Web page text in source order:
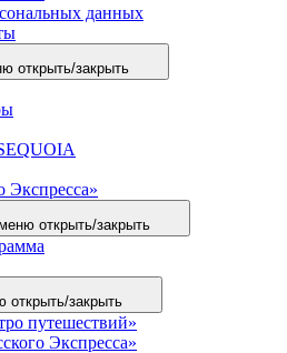
данных
открыть/закрыть
Экспресса»
открыть/закрыть
открыть/закрыть
путешествий»
Экспресса»